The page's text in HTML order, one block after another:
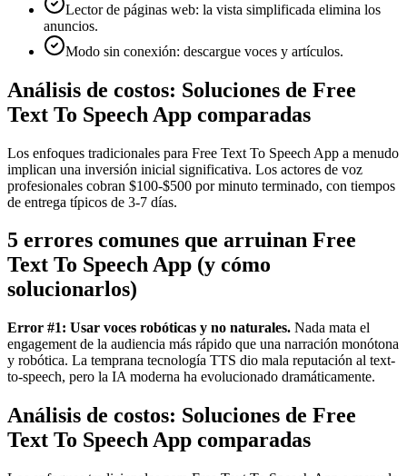
Lector de páginas web: la vista simplificada elimina los
anuncios.
Modo sin conexión: descargue voces y artículos.
Análisis de costos: Soluciones de Free
Text To Speech App comparadas
Los enfoques tradicionales para Free Text To Speech App a menudo
implican una inversión inicial significativa. Los actores de voz
profesionales cobran $100-$500 por minuto terminado, con tiempos
de entrega típicos de 3-7 días.
5 errores comunes que arruinan Free
Text To Speech App (y cómo
solucionarlos)
Error #1: Usar voces robóticas y no naturales. Nada mata el
engagement de la audiencia más rápido que una narración monótona
y robótica. La temprana tecnología TTS dio mala reputación al text-
to-speech, pero la IA moderna ha evolucionado dramáticamente.
Análisis de costos: Soluciones de Free
Text To Speech App comparadas